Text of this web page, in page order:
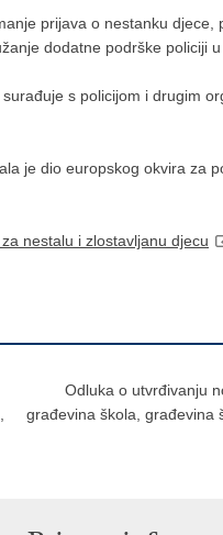
prijava o nestanku djece,
dodatne podrške policiji u
s policijom i drugim
je dio europskog okvira za
nestalu i zlostavljanu djecu
Odluka o utvrđivanju
građevina škola, građevina